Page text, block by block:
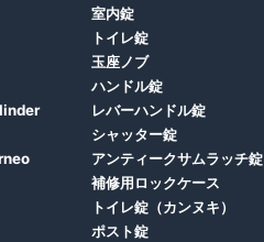
室内錠
トイレ錠
玉座ノブ
ハンドル錠
レバーハンドル錠
シャッター錠
アンティークサムラッチ錠
補修用ロックケース
トイレ錠（カンヌキ）
ポスト錠